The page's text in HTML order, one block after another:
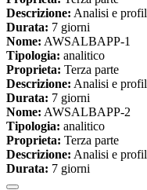
Descrizione: Analisi e
Durata: 7 giorni
Nome: AWSALBAPP-1
Tipologia: analitico
Proprieta: Terza parte
Descrizione: Analisi e
Durata: 7 giorni
Nome: AWSALBAPP-2
Tipologia: analitico
Proprieta: Terza parte
Descrizione: Analisi e
Durata: 7 giorni